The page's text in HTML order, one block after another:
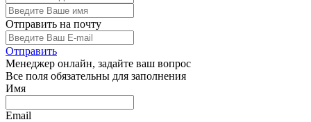
Отправить на почту
Отправить
Менеджер онлайн, задайте ваш вопрос
Все поля обязательны для заполнения
Имя
Email